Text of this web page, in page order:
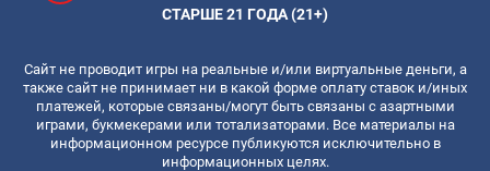
СТАРШЕ 21 ГОДА (21+)
Сайт не проводит игры на реальные и/или виртуальные деньги, а
также сайт не принимает ни в какой форме оплату ставок и/иных
платежей, которые связаны/могут быть связаны с азартными
играми, букмекерами или тотализаторами. Все материалы на
информационном ресурсе публикуются исключительно в
информационных целях.